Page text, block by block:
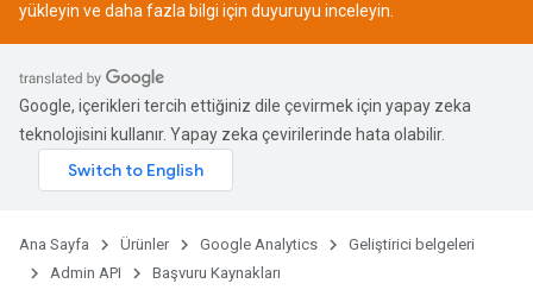
yükleyin ve daha fazla bilgi için duyuruyu inceleyin.
Google, içerikleri tercih ettiğiniz dile çevirmek için yapay zeka
teknolojisini kullanır. Yapay zeka çevirilerinde hata olabilir.
Ana Sayfa Ürünler Google Analytics
Geliştirici belgeleri
Admin API
Başvuru Kaynakları